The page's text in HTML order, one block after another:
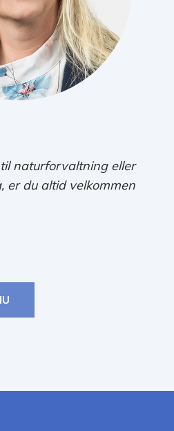
naturforvaltning eller
er du altid velkommen